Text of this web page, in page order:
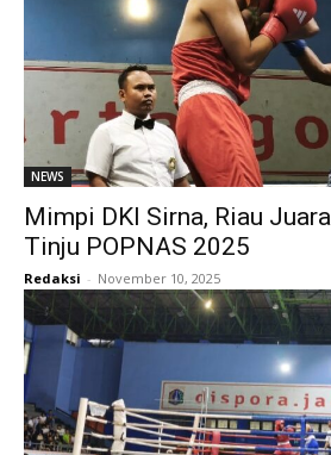
NEWS
Mimpi DKI Sirna, Riau
Tinju POPNAS 2025
Redaksi - November 10, 2025